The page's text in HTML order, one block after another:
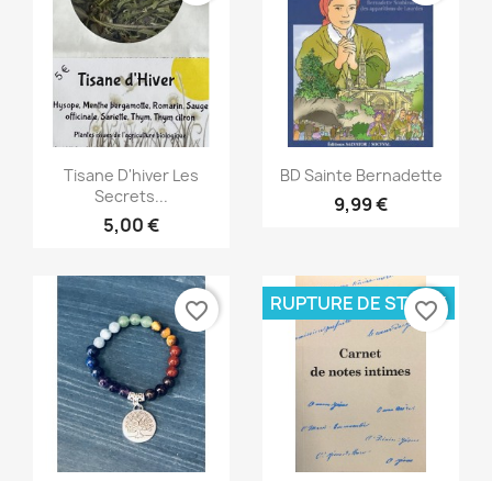
Aperçu rapide
Tisane D'hiver Les
Secrets...
5,00 €
Aperçu rapide
BD Sainte Bernadette
9,99 €
favorite_border RUPTURE DE STOCK
favorite_border